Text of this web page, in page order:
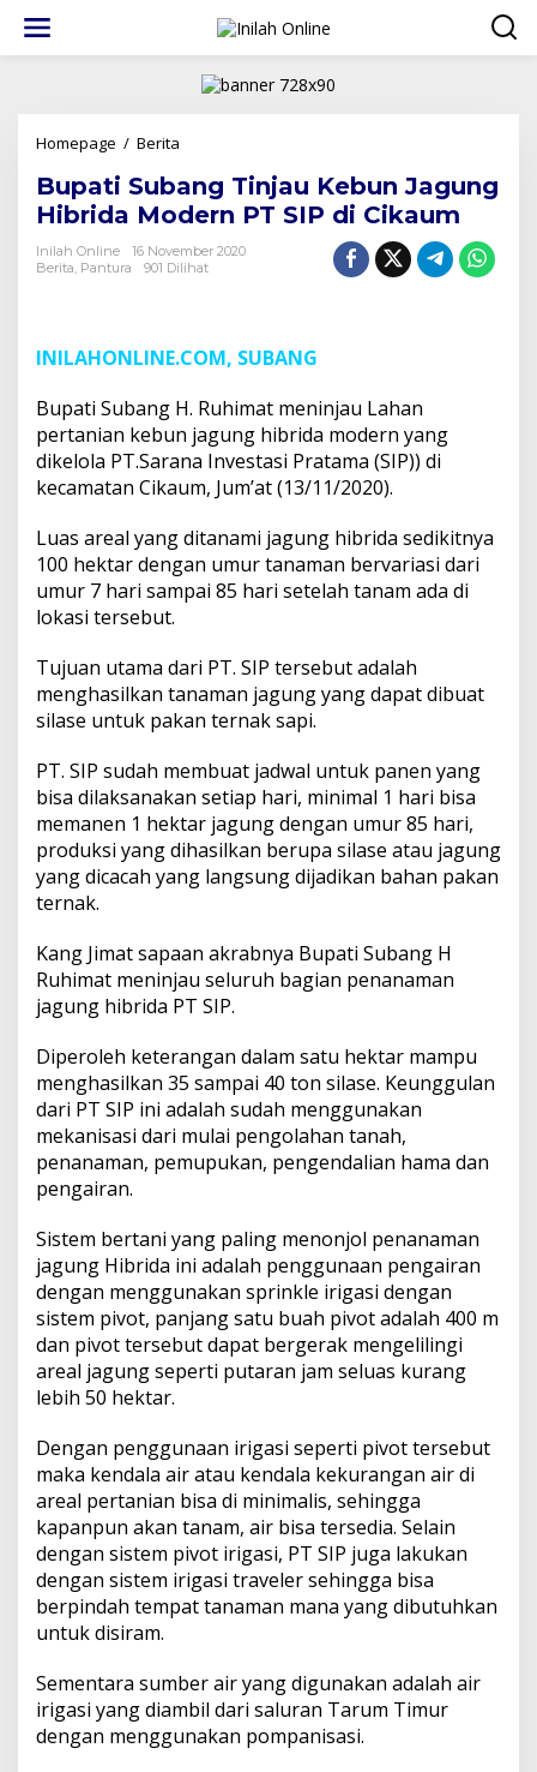
konten
Homepage / Berita
Tinjau
Kebun
Jagung
Hibrida
Modern
Cikaum
Bupati Subang Tinjau Kebun Jagung
Hibrida Modern PT SIP di Cikaum
Inilah Online
16 November 2020
Berita, Pantura 901 Dilihat
INILAHONLINE.COM, SUBANG
Bupati Subang H. Ruhimat meninjau Lahan
pertanian kebun jagung hibrida modern yang
dikelola PT.Sarana Investasi Pratama (SIP)) di
kecamatan Cikaum, Jum’at (13/11/2020).
Luas areal yang ditanami jagung hibrida sedikitnya
100 hektar dengan umur tanaman bervariasi dari
umur 7 hari sampai 85 hari setelah tanam ada di
lokasi tersebut.
Tujuan utama dari PT. SIP tersebut adalah
menghasilkan tanaman jagung yang dapat dibuat
silase untuk pakan ternak sapi.
PT. SIP sudah membuat jadwal untuk panen yang
bisa dilaksanakan setiap hari, minimal 1 hari bisa
memanen 1 hektar jagung dengan umur 85 hari,
produksi yang dihasilkan berupa silase atau jagung
yang dicacah yang langsung dijadikan bahan pakan
ternak.
Kang Jimat sapaan akrabnya Bupati Subang H
Ruhimat meninjau seluruh bagian penanaman
jagung hibrida PT SIP.
Diperoleh keterangan dalam satu hektar mampu
menghasilkan 35 sampai 40 ton silase. Keunggulan
dari PT SIP ini adalah sudah menggunakan
mekanisasi dari mulai pengolahan tanah,
penanaman, pemupukan, pengendalian hama dan
pengairan.
Sistem bertani yang paling menonjol penanaman
jagung Hibrida ini adalah penggunaan pengairan
dengan menggunakan sprinkle irigasi dengan
sistem pivot, panjang satu buah pivot adalah 400 m
dan pivot tersebut dapat bergerak mengelilingi
areal jagung seperti putaran jam seluas kurang
lebih 50 hektar.
Dengan penggunaan irigasi seperti pivot tersebut
maka kendala air atau kendala kekurangan air di
areal pertanian bisa di minimalis, sehingga
kapanpun akan tanam, air bisa tersedia. Selain
dengan sistem pivot irigasi, PT SIP juga lakukan
dengan sistem irigasi traveler sehingga bisa
berpindah tempat tanaman mana yang dibutuhkan
untuk disiram.
Sementara sumber air yang digunakan adalah air
irigasi yang diambil dari saluran Tarum Timur
dengan menggunakan pompanisasi.